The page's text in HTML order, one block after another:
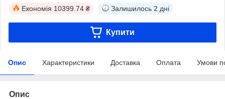
Економія 10399.74 ₴ Залишилось 2 дні
Купити
Опис Характеристики Доставка Оплата Умови
Опис